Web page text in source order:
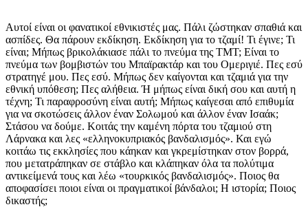
Αυτοί είναι οι φανατικοί εθνικιστές μας. Πάλι ζώστηκαν σπαθιά και
ασπίδες. Θα πάρουν εκδίκηση. Εκδίκηση για το τζαμί! Τι έγινε; Τι
είναι; Μήπως βρικολάκιασε πάλι το πνεύμα της ΤΜΤ; Είναι το
πνεύμα των βομβιστών του Μπαϊρακτάρ και του Ομεριγιέ. Πες εσύ
στρατηγέ μου. Πες εσύ. Μήπως δεν καίγονται και τζαμιά για την
εθνική υπόθεση; Πες αλήθεια. Ή μήπως είναι δική σου και αυτή η
τέχνη; Τι παραφροσύνη είναι αυτή; Μήπως καίγεσαι από επιθυμία
για να σκοτώσεις άλλον έναν Σολωμού και άλλον έναν Ισαάκ;
Στάσου να δούμε. Κοιτάς την καμένη πόρτα του τζαμιού στη
Λάρνακα και λες «ελληνοκυπριακός βανδαλισμός». Και εγώ
κοιτάω τις εκκλησίες που κάηκαν και γκρεμίστηκαν στον βορρά,
που μετατράπηκαν σε στάβλο και κλάπηκαν όλα τα πολύτιμα
αντικείμενά τους και λέω «τουρκικός βανδαλισμός». Ποιος θα
αποφασίσει ποιοι είναι οι πραγματικοί βάνδαλοι; Η ιστορία; Ποιος
δικαστής;